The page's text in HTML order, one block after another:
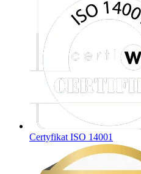
Certyfikat ISO 14001